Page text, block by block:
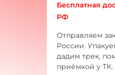
Бесплатная
РФ
Отправляем
России.
дадим трек,
приёмкой у ТК.